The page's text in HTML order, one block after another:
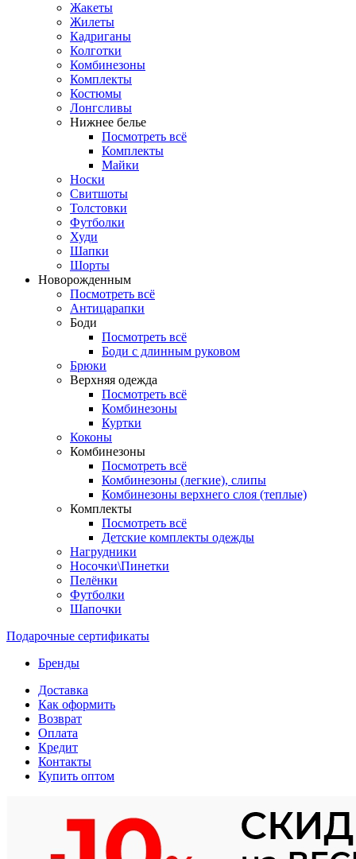
Жакеты
Жилеты
Кадриганы
Колготки
Комбинезоны
Комплекты
Костюмы
Лонгсливы
Нижнее белье
Посмотреть всё
Комплекты
Майки
Носки
Свитшоты
Толстовки
Футболки
Худи
Шапки
Шорты
Новорожденным
Посмотреть всё
Антицарапки
Боди
Посмотреть всё
Боди с длинным руковом
Брюки
Верхняя одежда
Посмотреть всё
Комбинезоны
Куртки
Коконы
Комбинезоны
Посмотреть всё
Комбинезоны (легкие), слипы
Комбинезоны верхнего слоя (теплые)
Комплекты
Посмотреть всё
Детские комплекты одежды
Нагрудники
Носочки\Пинетки
Пелёнки
Футболки
Шапочки
Подарочные сертификаты
Бренды
Доставка
Как оформить
Возврат
Оплата
Кредит
Контакты
Купить оптом